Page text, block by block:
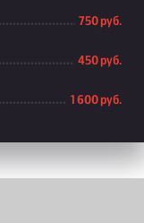
750 руб.
450 руб.
1 600 руб.